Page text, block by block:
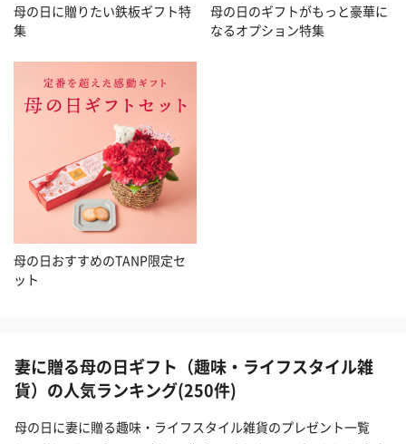
母の日に贈りたい鉄板ギフト特
集
母の日のギフトがもっと豪華に
なるオプション特集
母の日おすすめのTANP限定セ
ット
妻に贈る母の日ギフト（趣味・ライフスタイル雑
貨）の人気ランキング(250件)
母の日に妻に贈る趣味・ライフスタイル雑貨のプレゼント一覧